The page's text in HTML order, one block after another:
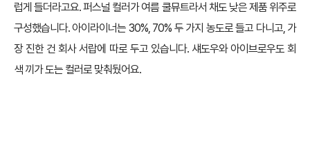
럽게 들더라고요. 퍼스널 컬러가 여름 쿨뮤트라서 채도 낮은 제품 위주로
구성했습니다. 아이라이너는 30%, 70% 두 가지 농도로 들고 다니고, 가
장 진한 건 회사 서랍에 따로 두고 있습니다. 섀도우와 아이브로우도 회
색 끼가 도는 컬러로 맞춰뒀어요.